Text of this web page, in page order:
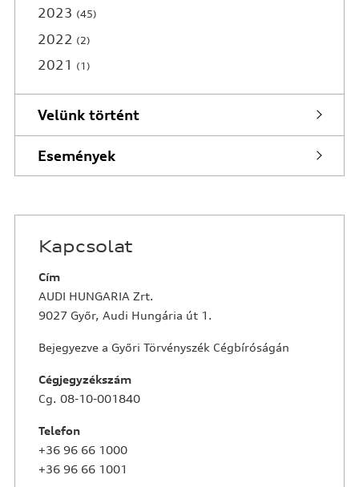
2023 45
2022 2
2021 1
Velünk történt
Események
Kapcsolat
Cím
AUDI HUNGARIA Zrt.
9027 Győr, Audi Hungária út 1.
Bejegyezve a Győri Törvényszék Cégbíróságán
Cégjegyzékszám
Cg. 08-10-001840
Telefon
+36 96 66 1000
+36 96 66 1001